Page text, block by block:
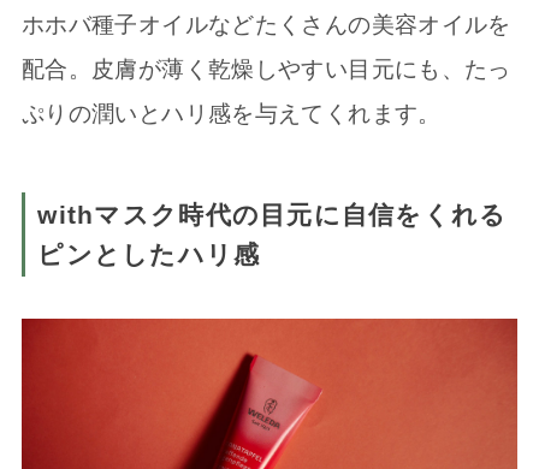
ホホバ種子オイルなどたくさんの美容オイルを
配合。皮膚が薄く乾燥しやすい目元にも、たっ
ぷりの潤いとハリ感を与えてくれます。
withマスク時代の目元に自信をくれる
ピンとしたハリ感